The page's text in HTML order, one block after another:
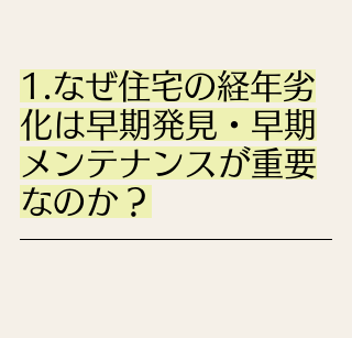
1.なぜ住宅の経年劣
化は早期発見・早期
メンテナンスが重要
なのか？